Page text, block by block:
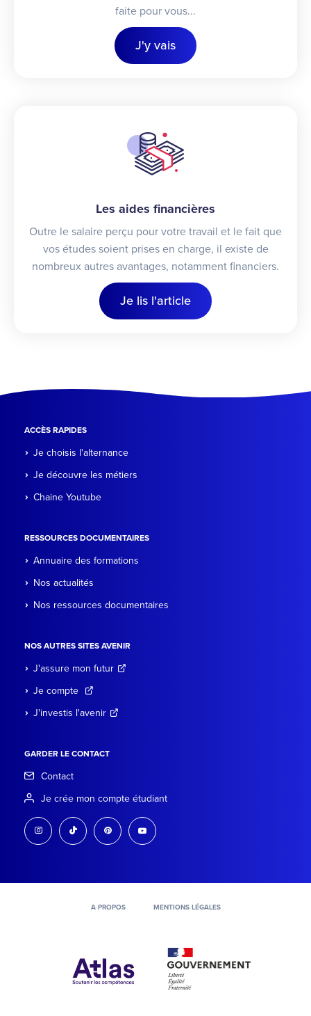
faite pour vous...
J'y vais
Les aides financières
Outre le salaire perçu pour votre travail et le fait que
vos études soient prises en charge, il existe de
nombreux autres avantages, notamment financiers.
Je lis l'article
ACCÈS RAPIDES
Je choisis l'alternance
Je découvre les métiers
Chaine Youtube
RESSOURCES DOCUMENTAIRES
Annuaire des formations
Nos actualités
Nos ressources documentaires
NOS AUTRES SITES AVENIR
J'assure mon futur
Je compte
J'investis l'avenir
GARDER LE CONTACT
Contact
Je crée mon compte étudiant
instagram tiktok pinterest youtube
A PROPOS MENTIONS LÉGALES